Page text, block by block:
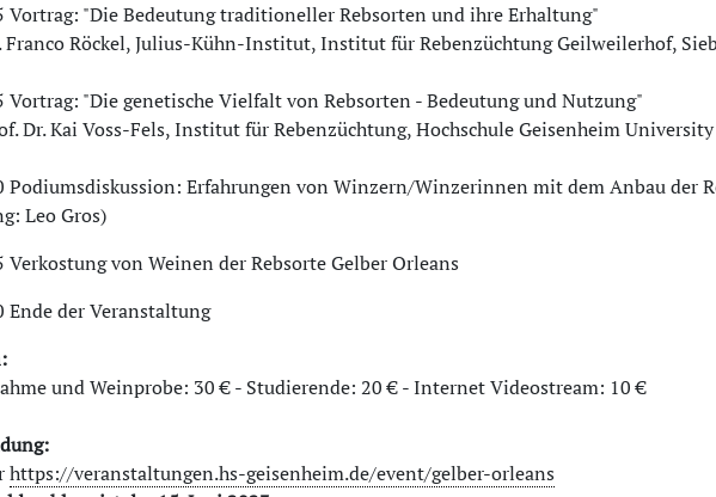
Vortrag: "Die Bedeutung traditioneller Rebsorten und ihre Erhaltung"
Franco Röckel, Julius-Kühn-Institut, Institut für Rebenzüchtung Geilweilerhof,
Vortrag: "Die genetische Vielfalt von Rebsorten - Bedeutung und Nutzung"
Dr. Kai Voss-Fels, Institut für Rebenzüchtung, Hochschule Geisenheim University
Podiumsdiskussion: Erfahrungen von Winzern/Winzerinnen mit dem Anbau der
Leo Gros)
Verkostung von Weinen der Rebsorte Gelber Orleans
Ende der Veranstaltung
und Weinprobe: 30 € - Studierende: 20 € - Internet Videostream: 10 €
https://veranstaltungen.hs-geisenheim.de/event/gelber-orleans